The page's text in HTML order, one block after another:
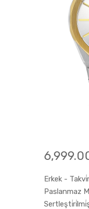
Erkek -
Paslanmaz